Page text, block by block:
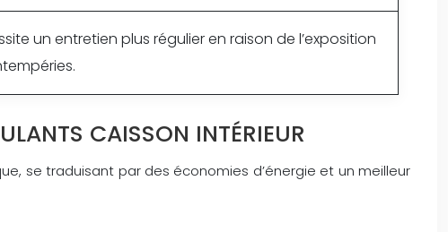
un entretien plus régulier en raison de l’exposition
CAISSON INTÉRIEUR
se traduisant par des économies d’énergie et un meilleur